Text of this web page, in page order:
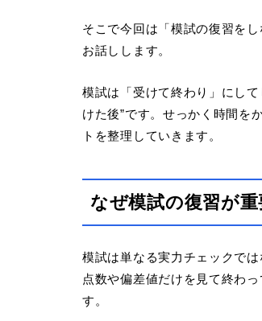
そこで今回は「模試の復習を
お話しします。
模試は「受けて終わり」にし
けた後”です。せっかく時間を
トを整理していきます。
なぜ模試の復習が
模試は単なる実力チェックで
点数や偏差値だけを見て終わ
す。